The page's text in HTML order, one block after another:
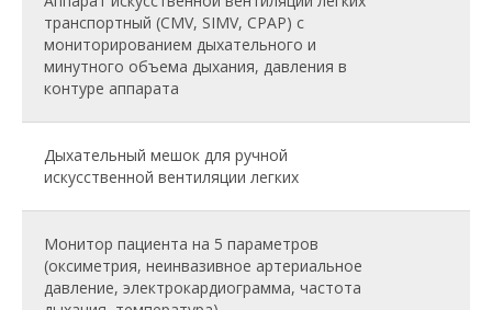
транспортный (CMV, SIMV, СРАР) с
мониторированием дыхательного и
минутного объема дыхания, давления в
контуре аппарата
Дыхательный мешок для ручной
искусственной вентиляции легких
Монитор пациента на 5 параметров
(оксиметрия, неинвазивное артериальное
давление, электрокардиограмма, частота